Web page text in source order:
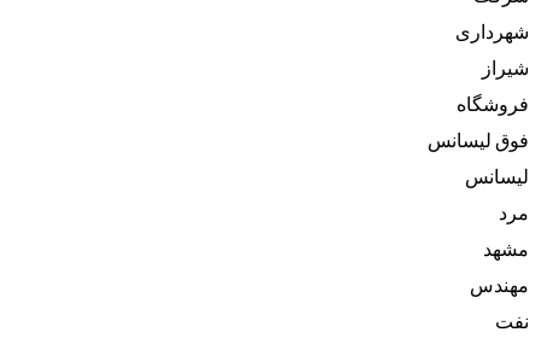
شهرداری
شیراز
فروشگاه
فوق لیسانس
لیسانس
مرد
مشهد
مهندس
نفت